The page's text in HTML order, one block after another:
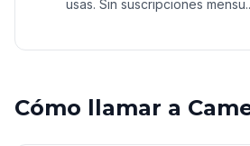
usas. Sin suscripciones
Cómo llamar a